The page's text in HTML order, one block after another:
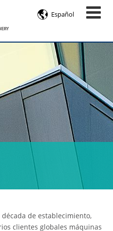
 Español
de establecimiento,
clientes globales máquinas